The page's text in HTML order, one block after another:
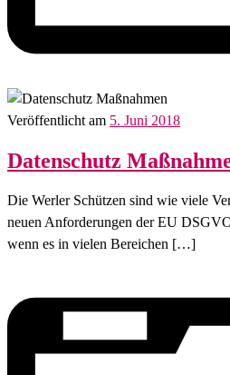
Veröffentlicht am 5. Juni 2018
Datenschutz
Die Werler Schützen sind wie viele
neuen Anforderungen der EU
wenn es in vielen Bereichen […]